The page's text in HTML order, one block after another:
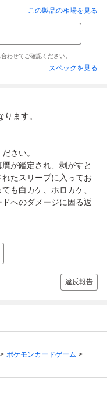
この製品の相場を見る
わせてご確認ください。
スペックを見る
ます。
さい。
が鑑定され、剥がすと
たスリーブに入ってお
も白カケ、ホロカケ、
へのダメージに因る返
違反報告
ポケモンカードゲーム